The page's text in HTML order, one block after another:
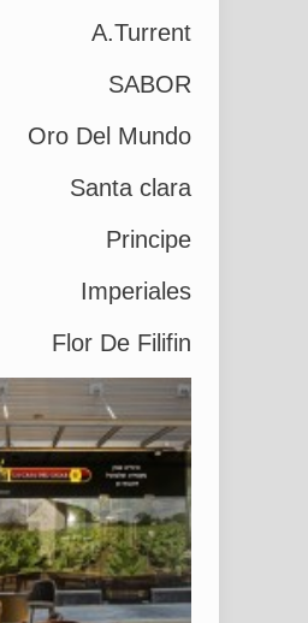
A.Turrent
SABOR
Oro Del Mundo
Santa clara
Principe
Imperiales
Flor De Filifin